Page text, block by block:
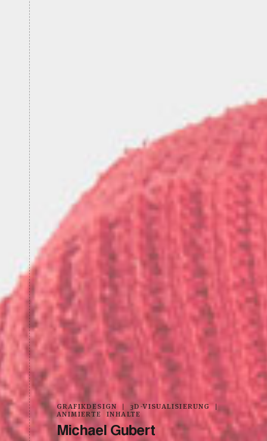
GRAFIKDESIGN | 3D-VISUALISIERUNG |
ANIMIERTE INHALTE
Michael Gubert